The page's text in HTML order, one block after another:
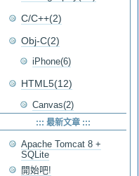
C/C++(2)
Obj-C(2)
iPhone(6)
HTML5(12)
Canvas(2)
::: 最新文章 :::
Apache Tomcat 8 +
SQLite
開始吧!